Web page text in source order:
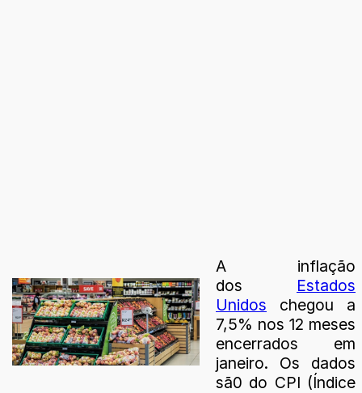
A inflação
dos Estados
Unidos chegou a
7,5% nos 12 meses
encerrados em
janeiro. Os dados
sã0 do CPI (Índice